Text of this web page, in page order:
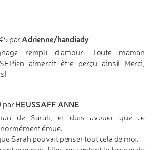
par Adrienne/handiady
rempli d'amour! Toute maman
aimerait être perçu ainsi! Merci,
par HEUSSAFF ANNE
de Sarah, et dois avouer que ce
émue.
Sarah pouvait penser tout cela de moi.